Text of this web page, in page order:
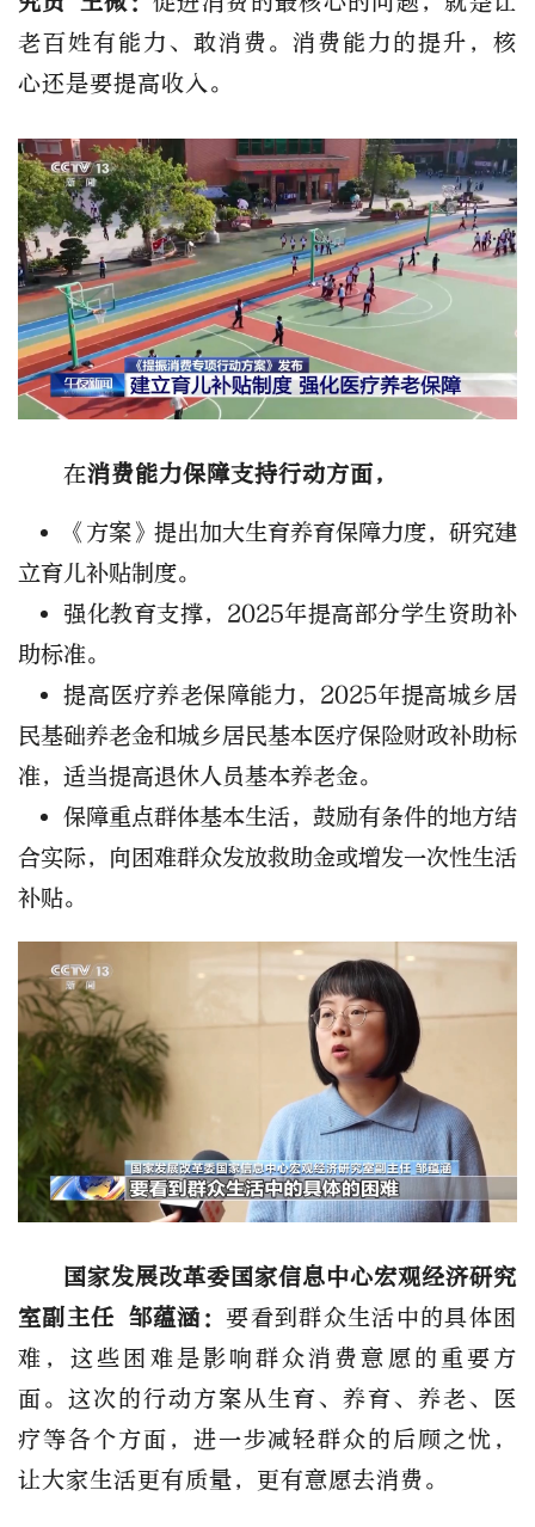
老百姓有能力、敢消费。消费能力的提升，核
心还是要提高收入。
在消费能力保障支持行动方面，
《方案》提出加大生育养育保障力度，研究建
立育儿补贴制度。
强化教育支撑，2025年提高部分学生资助补
助标准。
提高医疗养老保障能力，2025年提高城乡居
民基础养老金和城乡居民基本医疗保险财政补助标
准，适当提高退休人员基本养老金。
保障重点群体基本生活，鼓励有条件的地方结
合实际，向困难群众发放救助金或增发一次性生活
补贴。
国家发展改革委国家信息中心宏观经济研究
室副主任 邹蕴涵：要看到群众生活中的具体困
难，这些困难是影响群众消费意愿的重要方
面。这次的行动方案从生育、养育、养老、医
疗等各个方面，进一步减轻群众的后顾之忧，
让大家生活更有质量，更有意愿去消费。